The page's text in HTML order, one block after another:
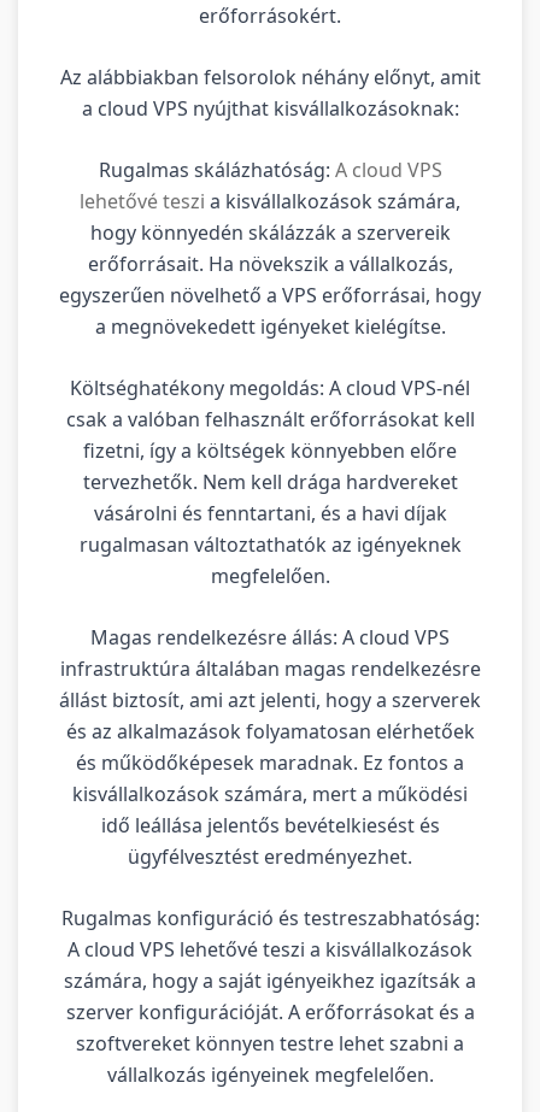
erőforrásokért.
Az alábbiakban felsorolok néhány előnyt, amit
a cloud VPS nyújthat kisvállalkozásoknak:
Rugalmas skálázhatóság: A cloud VPS
lehetővé teszi a kisvállalkozások számára,
hogy könnyedén skálázzák a szervereik
erőforrásait. Ha növekszik a vállalkozás,
egyszerűen növelhető a VPS erőforrásai, hogy
a megnövekedett igényeket kielégítse.
Költséghatékony megoldás: A cloud VPS-nél
csak a valóban felhasznált erőforrásokat kell
fizetni, így a költségek könnyebben előre
tervezhetők. Nem kell drága hardvereket
vásárolni és fenntartani, és a havi díjak
rugalmasan változtathatók az igényeknek
megfelelően.
Magas rendelkezésre állás: A cloud VPS
infrastruktúra általában magas rendelkezésre
állást biztosít, ami azt jelenti, hogy a szerverek
és az alkalmazások folyamatosan elérhetőek
és működőképesek maradnak. Ez fontos a
kisvállalkozások számára, mert a működési
idő leállása jelentős bevételkiesést és
ügyfélvesztést eredményezhet.
Rugalmas konfiguráció és testreszabhatóság:
A cloud VPS lehetővé teszi a kisvállalkozások
számára, hogy a saját igényeikhez igazítsák a
szerver konfigurációját. A erőforrásokat és a
szoftvereket könnyen testre lehet szabni a
vállalkozás igényeinek megfelelően.